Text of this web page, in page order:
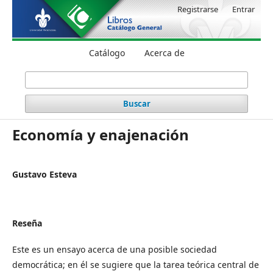
Catálogo Acerca de
Buscar
Registrarse Entrar
Economía y enajenación
Gustavo Esteva
Reseña
Este es un ensayo acerca de una posible sociedad
democrática; en él se sugiere que la tarea teórica central de